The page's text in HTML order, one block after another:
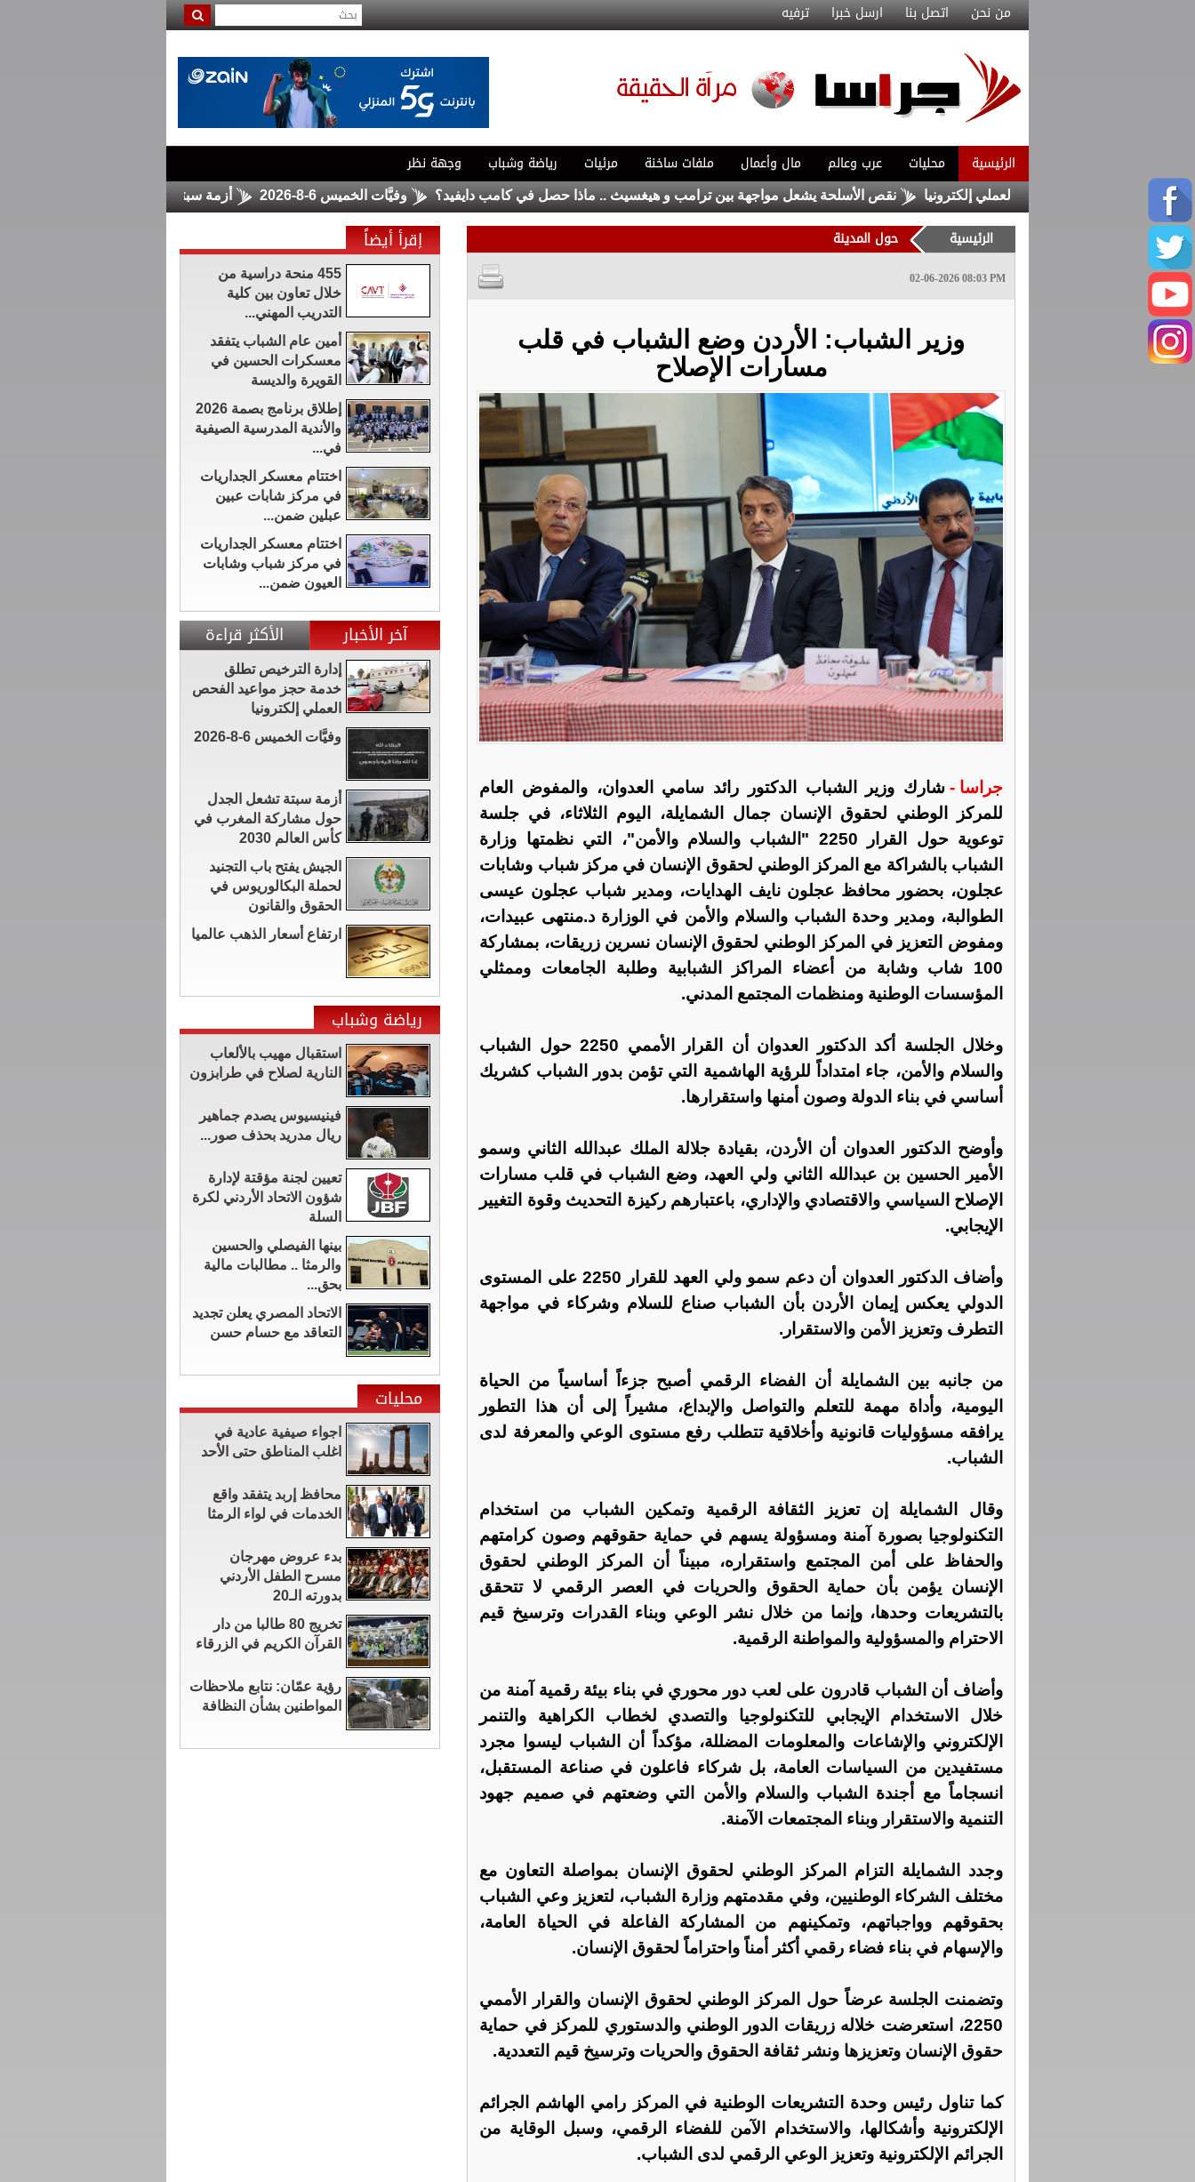
من نحن اتصل بنا ارسل خبرا ترفيه
الرئيسية محليات عرب وعالم مال وأعمال ملفات ساخنة مرئيات رياضة وشباب وجهة نظر
الفحص العملي إلكترونيا نقص الأسلحة يشعل مواجهة بين ترامب و هيغسيث .. ماذا حصل في كامب دايفيد؟ وفيَّات الخميس 6-8-2026 أزمة سبتة تشعل الجدل حول مشاركة المغرب في كأس
الرئيسية حول المدينة
02-06-2026 08:03 PM
وزير الشباب: الأردن وضع الشباب في قلب
مسارات الإصلاح
جراسا - شارك وزير الشباب الدكتور رائد سامي العدوان، والمفوض العام
للمركز الوطني لحقوق الإنسان جمال الشمايلة، اليوم الثلاثاء، في جلسة
توعوية حول القرار 2250 "الشباب والسلام والأمن"، التي نظمتها وزارة
الشباب بالشراكة مع المركز الوطني لحقوق الإنسان في مركز شباب وشابات
عجلون، بحضور محافظ عجلون نايف الهدايات، ومدير شباب عجلون عيسى
الطوالبة، ومدير وحدة الشباب والسلام والأمن في الوزارة د.منتهى عبيدات،
ومفوض التعزيز في المركز الوطني لحقوق الإنسان نسرين زريقات، بمشاركة
100 شاب وشابة من أعضاء المراكز الشبابية وطلبة الجامعات وممثلي
المؤسسات الوطنية ومنظمات المجتمع المدني.
وخلال الجلسة أكد الدكتور العدوان أن القرار الأممي 2250 حول الشباب
والسلام والأمن، جاء امتداداً للرؤية الهاشمية التي تؤمن بدور الشباب كشريك
أساسي في بناء الدولة وصون أمنها واستقرارها.
وأوضح الدكتور العدوان أن الأردن، بقيادة جلالة الملك عبدالله الثاني وسمو
الأمير الحسين بن عبدالله الثاني ولي العهد، وضع الشباب في قلب مسارات
الإصلاح السياسي والاقتصادي والإداري، باعتبارهم ركيزة التحديث وقوة التغيير
الإيجابي.
وأضاف الدكتور العدوان أن دعم سمو ولي العهد للقرار 2250 على المستوى
الدولي يعكس إيمان الأردن بأن الشباب صناع للسلام وشركاء في مواجهة
التطرف وتعزيز الأمن والاستقرار.
من جانبه بين الشمايلة أن الفضاء الرقمي أصبح جزءاً أساسياً من الحياة
اليومية، وأداة مهمة للتعلم والتواصل والإبداع، مشيراً إلى أن هذا التطور
يرافقه مسؤوليات قانونية وأخلاقية تتطلب رفع مستوى الوعي والمعرفة لدى
الشباب.
وقال الشمايلة إن تعزيز الثقافة الرقمية وتمكين الشباب من استخدام
التكنولوجيا بصورة آمنة ومسؤولة يسهم في حماية حقوقهم وصون كرامتهم
والحفاظ على أمن المجتمع واستقراره، مبيناً أن المركز الوطني لحقوق
الإنسان يؤمن بأن حماية الحقوق والحريات في العصر الرقمي لا تتحقق
بالتشريعات وحدها، وإنما من خلال نشر الوعي وبناء القدرات وترسيخ قيم
الاحترام والمسؤولية والمواطنة الرقمية.
وأضاف أن الشباب قادرون على لعب دور محوري في بناء بيئة رقمية آمنة من
خلال الاستخدام الإيجابي للتكنولوجيا والتصدي لخطاب الكراهية والتنمر
الإلكتروني والإشاعات والمعلومات المضللة، مؤكداً أن الشباب ليسوا مجرد
مستفيدين من السياسات العامة، بل شركاء فاعلون في صناعة المستقبل،
انسجاماً مع أجندة الشباب والسلام والأمن التي وضعتهم في صميم جهود
التنمية والاستقرار وبناء المجتمعات الآمنة.
وجدد الشمايلة التزام المركز الوطني لحقوق الإنسان بمواصلة التعاون مع
مختلف الشركاء الوطنيين، وفي مقدمتهم وزارة الشباب، لتعزيز وعي الشباب
بحقوقهم وواجباتهم، وتمكينهم من المشاركة الفاعلة في الحياة العامة،
والإسهام في بناء فضاء رقمي أكثر أمناً واحتراماً لحقوق الإنسان.
وتضمنت الجلسة عرضاً حول المركز الوطني لحقوق الإنسان والقرار الأممي
2250، استعرضت خلاله زريقات الدور الوطني والدستوري للمركز في حماية
حقوق الإنسان وتعزيزها ونشر ثقافة الحقوق والحريات وترسيخ قيم التعددية.
كما تناول رئيس وحدة التشريعات الوطنية في المركز رامي الهاشم الجرائم
الإلكترونية وأشكالها، والاستخدام الآمن للفضاء الرقمي، وسبل الوقاية من
الجرائم الإلكترونية وتعزيز الوعي الرقمي لدى الشباب.
إقرأ أيضاً
455 منحة دراسية من
خلال تعاون بين كلية
التدريب المهني...
أمين عام الشباب يتفقد
معسكرات الحسين في
القويرة والديسة
إطلاق برنامج بصمة 2026
والأندية المدرسية الصيفية
في...
اختتام معسكر الجداريات
في مركز شابات عبين
عبلين ضمن...
اختتام معسكر الجداريات
في مركز شباب وشابات
العيون ضمن...
آخر الأخبار الأكثر قراءة
إدارة الترخيص تطلق
خدمة حجز مواعيد الفحص
العملي إلكترونيا
وفيَّات الخميس 6-8-2026
أزمة سبتة تشعل الجدل
حول مشاركة المغرب في
كأس العالم 2030
الجيش يفتح باب التجنيد
لحملة البكالوريوس في
الحقوق والقانون
ارتفاع أسعار الذهب عالميا
رياضة وشباب
استقبال مهيب بالألعاب
النارية لصلاح في طرابزون
فينيسيوس يصدم جماهير
ريال مدريد بحذف صور...
تعيين لجنة مؤقتة لإدارة
شؤون الاتحاد الأردني لكرة
السلة
بينها الفيصلي والحسين
والرمثا .. مطالبات مالية
بحق...
الاتحاد المصري يعلن تجديد
التعاقد مع حسام حسن
محليات
اجواء صيفية عادية في
اغلب المناطق حتى الأحد
محافظ إربد يتفقد واقع
الخدمات في لواء الرمثا
بدء عروض مهرجان
مسرح الطفل الأردني
بدورته الـ20
تخريج 80 طالبا من دار
القرآن الكريم في الزرقاء
رؤية عمّان: نتابع ملاحظات
المواطنين بشأن النظافة